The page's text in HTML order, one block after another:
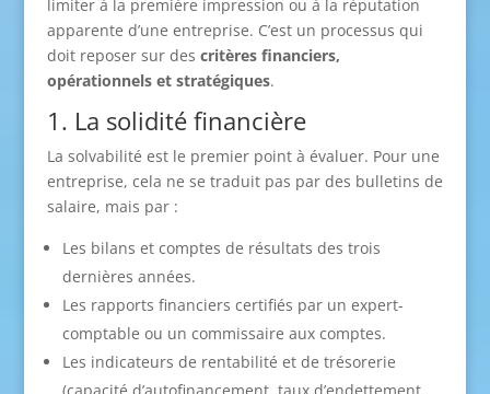
limiter à la première impression ou à la réputation
apparente d’une entreprise. C’est un processus qui
doit reposer sur des critères financiers,
opérationnels et stratégiques.
1. La solidité financière
La solvabilité est le premier point à évaluer. Pour une
entreprise, cela ne se traduit pas par des bulletins de
salaire, mais par :
Les bilans et comptes de résultats des trois
dernières années.
Les rapports financiers certifiés par un expert-
comptable ou un commissaire aux comptes.
Les indicateurs de rentabilité et de trésorerie